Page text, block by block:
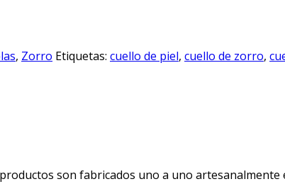
, Zorro Etiquetas: cuello de piel, cuello de zorro,
son fabricados uno a uno